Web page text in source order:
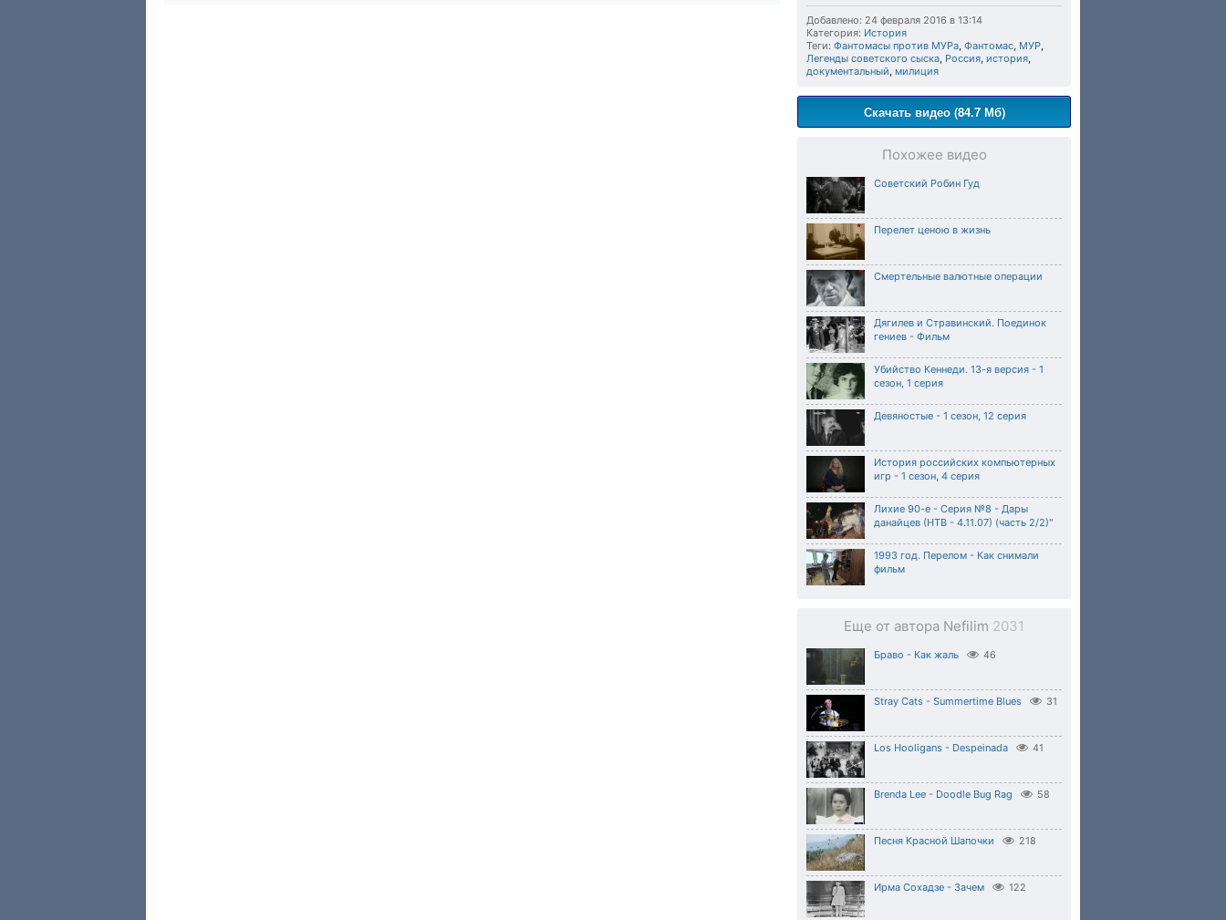
Добавлено: 24 февраля 2016 в 13:14
Категория: История
Теги: Фантомасы против МУРа, Фантомас, МУР,
Легенды советского сыска, Россия, история,
документальный, милиция
Скачать видео (84.7 Мб)
Похожее видео
Советский Робин Гуд
Перелет ценою в жизнь
Смертельные валютные операции
Дягилев и Стравинский. Поединок
гениев - Фильм
Убийство Кеннеди. 13-я версия - 1
сезон, 1 серия
Девяностые - 1 сезон, 12 серия
История российских компьютерных
игр - 1 сезон, 4 серия
Лихие 90-е - Серия №8 - Дары
данайцев (НТВ - 4.11.07) (часть 2/2)"
1993 год. Перелом - Как снимали
фильм
Еще от автора Nefilim 2031
Браво - Как жаль 46
Stray Cats - Summertime Blues 31
Los Hooligans - Despeinada 41
Brenda Lee - Doodle Bug Rag 58
Песня Красной Шапочки 218
Ирма Сохадзе - Зачем 122